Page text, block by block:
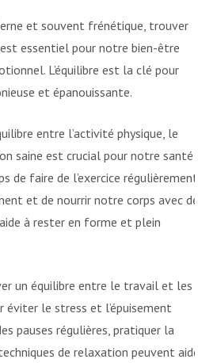
et souvent frénétique, trouver
est essentiel pour notre bien-être
L’équilibre est la clé pour
et épanouissante.
entre l’activité physique, le
saine est crucial pour notre santé
de faire de l’exercice régulièrement,
et de nourrir notre corps avec des
à rester en forme et plein
un équilibre entre le travail et les
éviter le stress et l’épuisement
pauses régulières, pratiquer la
de relaxation peuvent aider